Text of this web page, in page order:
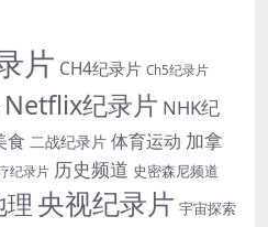
片 CH4纪录片 Ch5纪录片
Netflix纪录片 NHK纪
食 二战纪录片 体育运动 加拿
纪录片 历史频道 史密森尼频道
央视纪录片 宇宙探索